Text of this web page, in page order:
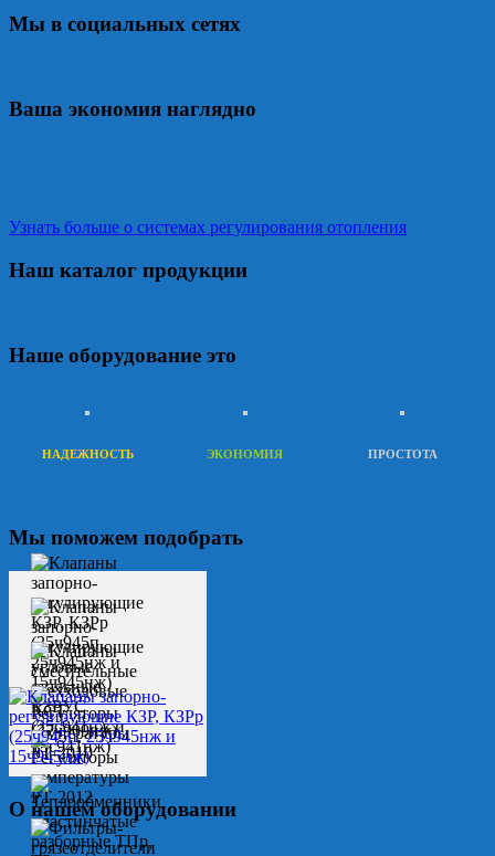
Мы в социальных сетях
Ваша экономия наглядно
Узнать больше о системах регулирования отопления
Наш каталог продукции
Наше оборудование это
НАДЕЖНОСТЬ ЭКОНОМИЯ ПРОСТОТА
Мы поможем подобрать
О нашем оборудовании